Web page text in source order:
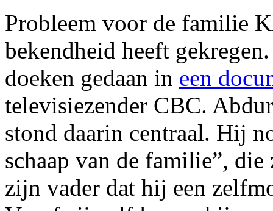
Probleem voor de familie
bekendheid heeft
doeken gedaan in een
televisiezender CBC.
stond daarin centraal. Hij
schaap van de familie”,
zijn vader dat hij een